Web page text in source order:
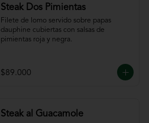
Steak Dos Pimientas
Filete de lomo servido sobre papas
dauphine cubiertas con salsas de
pimientas roja y negra.
$89.000
Steak al Guacamole